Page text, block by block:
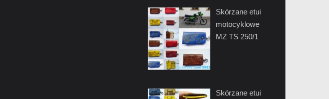
Skórzane etui
motocyklowe
MZ TS 250/1
Skórzane etui